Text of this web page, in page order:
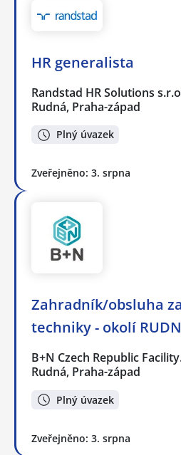
HR generalista
Randstad HR Solutions
Rudná, Praha-západ
Plný úvazek
Zveřejněno: 3. srpna
Zahradník/obsluha
techniky - okolí
B+N Czech Republic
Rudná, Praha-západ
Plný úvazek
Zveřejněno: 3. srpna